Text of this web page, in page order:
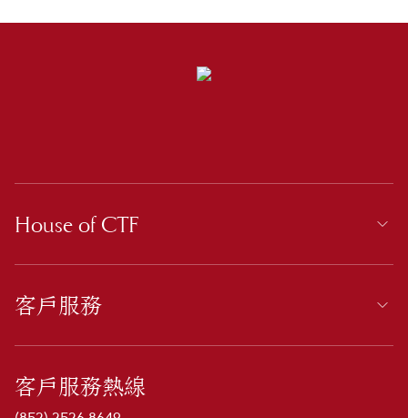
House of CTF
客戶服務
客戶服務熱線